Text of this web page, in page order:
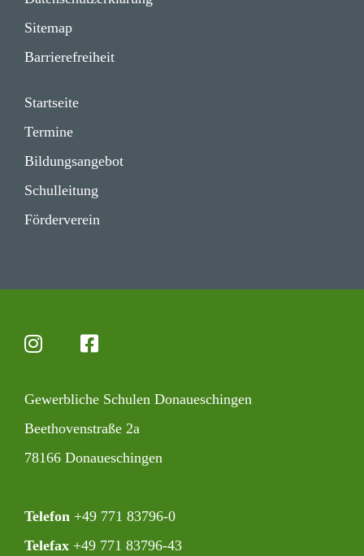
Sitemap
Barrie­re­frei­heit
Start­seite
Termine
Bildungs­angebot
Schul­lei­tung
Förder­verein
Gewerb­liche Schulen Donaueschingen
Beet­ho­ven­straße 2a
78166 Donaueschingen
Telefon +49 771 83796-0‍
Telefax+49 771 83796-43